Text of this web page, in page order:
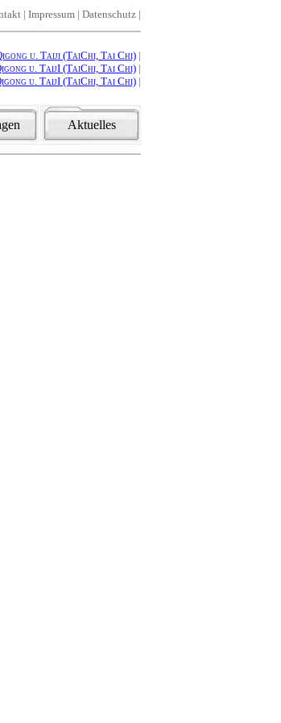
| Impressum | Datenschutz |
u. Taiji (TaiChi, Tai Chi) |
u. TaijI (TaiChi, Tai Chi) |
u. TaijI (TaiChi, Tai Chi) |
Aktuelles